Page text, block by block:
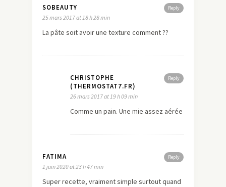
Reply
SOBEAUTY
25 mars 2017 at 18 h 28 min
La pâte soit avoir une texture comment ??
Reply
CHRISTOPHE
(THERMOSTAT7.FR)
26 mars 2017 at 19 h 09 min
Comme un pain. Une mie assez aérée
Reply
FATIMA
1 juin 2020 at 23 h 47 min
Super recette, vraiment simple surtout quand